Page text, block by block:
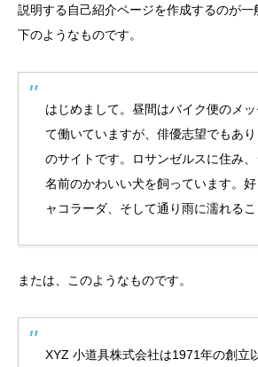
説明する自己紹介ページを作成するのが一
下のようなものです。
はじめまして。昼間はバイク便のメ
て働いていますが、俳優志望でもあ
のサイトです。ロサンゼルスに住み
名前のかわいい犬を飼っています。
ャコラーダ、そして通り雨に濡れるこ
または、このようなものです。
XYZ 小道具株式会社は1971年の創立